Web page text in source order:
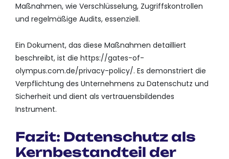
Maßnahmen, wie Verschlüsselung, Zugriffskontrollen
und regelmäßige Audits, essenziell.
Ein Dokument, das diese Maßnahmen detailliert
beschreibt, ist die https://gates-of-
olympus.com.de/privacy-policy/. Es demonstriert die
Verpflichtung des Unternehmens zu Datenschutz und
Sicherheit und dient als vertrauensbildendes
Instrument.
Fazit: Datenschutz als
Kernbestandteil der